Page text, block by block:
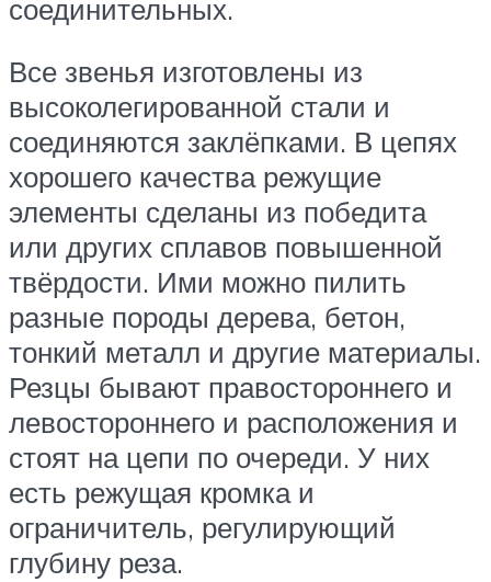
соединительных.
Все звенья изготовлены из
высоколегированной стали и
соединяются заклёпками. В цепях
хорошего качества режущие
элементы сделаны из победита
или других сплавов повышенной
твёрдости. Ими можно пилить
разные породы дерева, бетон,
тонкий металл и другие материалы.
Резцы бывают правостороннего и
левостороннего и расположения и
стоят на цепи по очереди. У них
есть режущая кромка и
ограничитель, регулирующий
глубину реза.